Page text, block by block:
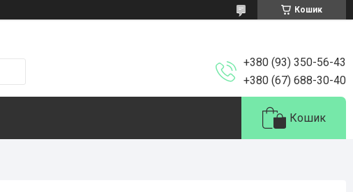
Кошик
+380 (93) 350-56-43
+380 (67) 688-30-40
Кошик